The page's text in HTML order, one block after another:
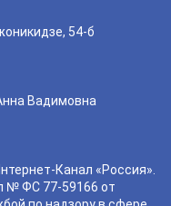
54-б
Вадимовна
Канал «Россия».
№ ФС 77-59166 от